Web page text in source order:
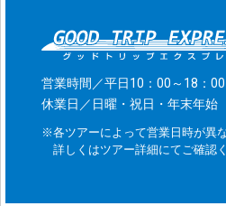
営業時間／平日10：00～18：
休業日／日曜・祝日・年末年始
※各ツアーによって営業日時が異
詳しくはツアー詳細にてご確認